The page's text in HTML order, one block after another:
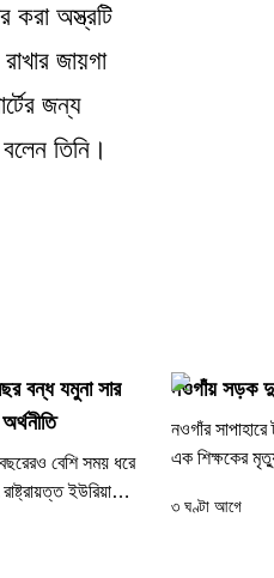
অস্ত্রটি
জায়গা
জন্য
তিনি।
বন্ধ যমুনা সার
বেশি সময় ধরে
ইউরিয়া
নওগাঁয় সড়ক
নওগাঁর
এক শিক্ষকের
৩ ঘণ্টা আগে